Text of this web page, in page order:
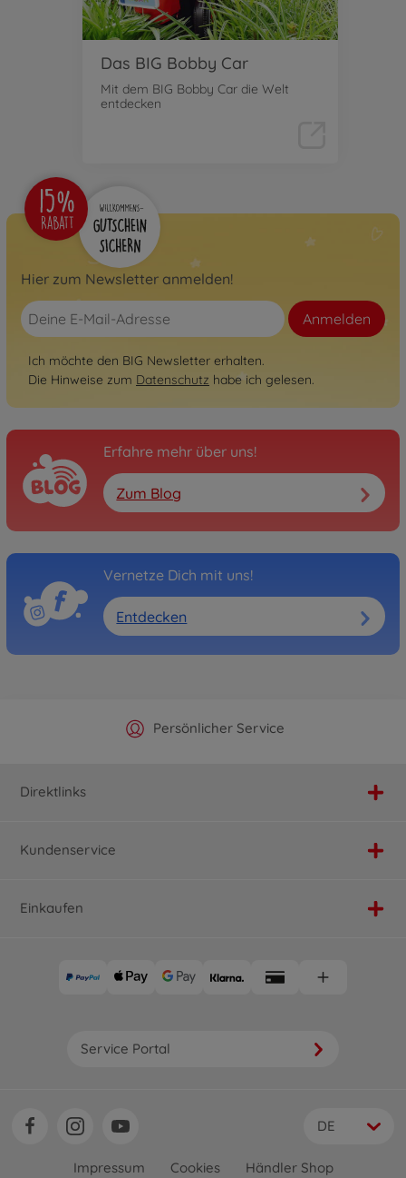
Das BIG Bobby Car
Mit dem BIG Bobby Car die Welt
entdecken
Hier zum Newsletter anmelden!
Anmelden
Ich möchte den BIG Newsletter erhalten.
Die Hinweise zum Datenschutz habe ich gelesen.
Erfahre mehr über uns!
Zum Blog
Vernetze Dich mit uns!
Entdecken
Offizieller Hersteller Shop
Persönlicher Service
Versandkostenfrei ab 25€
Schnelle Lieferung
Direktlinks
Kundenservice
Einkaufen
Service Portal
DE
Impressum Cookies Händler Shop